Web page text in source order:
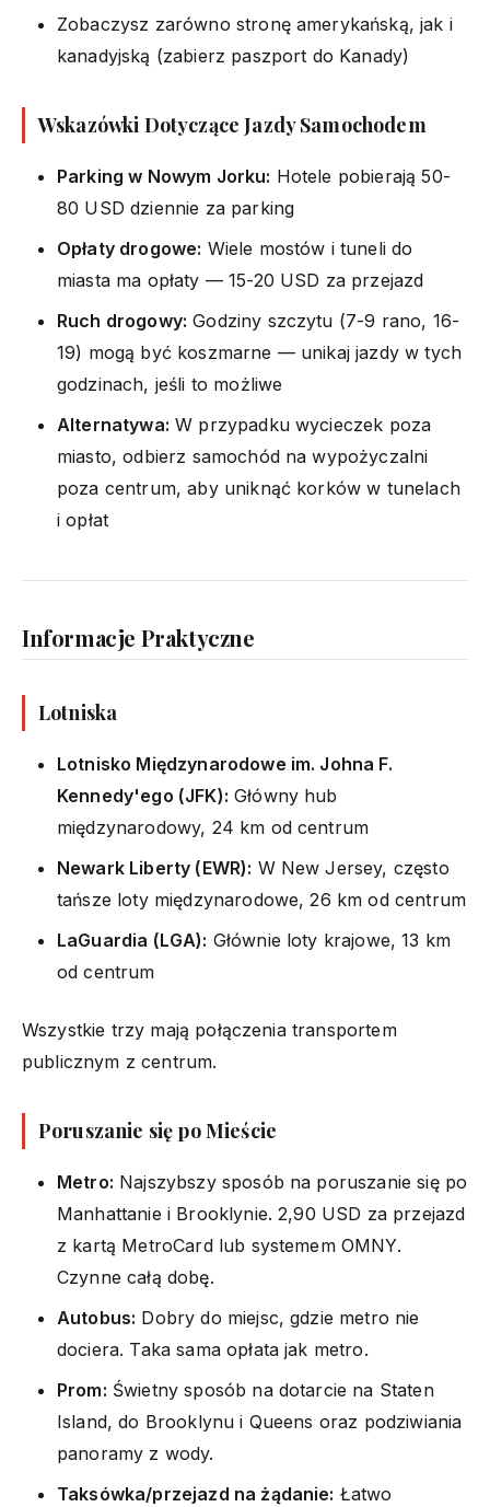
Zobaczysz zarówno stronę amerykańską, jak i
kanadyjską (zabierz paszport do Kanady)
Wskazówki Dotyczące Jazdy Samochodem
Parking w Nowym Jorku: Hotele pobierają 50-
80 USD dziennie za parking
Opłaty drogowe: Wiele mostów i tuneli do
miasta ma opłaty — 15-20 USD za przejazd
Ruch drogowy: Godziny szczytu (7-9 rano, 16-
19) mogą być koszmarne — unikaj jazdy w tych
godzinach, jeśli to możliwe
Alternatywa: W przypadku wycieczek poza
miasto, odbierz samochód na wypożyczalni
poza centrum, aby uniknąć korków w tunelach
i opłat
Informacje Praktyczne
Lotniska
Lotnisko Międzynarodowe im. Johna F.
Kennedy'ego (JFK): Główny hub
międzynarodowy, 24 km od centrum
Newark Liberty (EWR): W New Jersey, często
tańsze loty międzynarodowe, 26 km od centrum
LaGuardia (LGA): Głównie loty krajowe, 13 km
od centrum
Wszystkie trzy mają połączenia transportem
publicznym z centrum.
Poruszanie się po Mieście
Metro: Najszybszy sposób na poruszanie się po
Manhattanie i Brooklynie. 2,90 USD za przejazd
z kartą MetroCard lub systemem OMNY.
Czynne całą dobę.
Autobus: Dobry do miejsc, gdzie metro nie
dociera. Taka sama opłata jak metro.
Prom: Świetny sposób na dotarcie na Staten
Island, do Brooklynu i Queens oraz podziwiania
panoramy z wody.
Taksówka/przejazd na żądanie: Łatwo